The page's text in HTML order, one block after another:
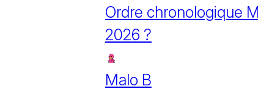
Ordre chronologique
2026 ?
Malo B